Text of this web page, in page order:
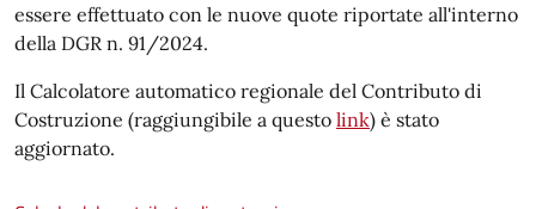
essere effettuato con le nuove quote riportate all'interno
della DGR n. 91/2024.
Il Calcolatore automatico regionale del Contributo di
Costruzione (raggiungibile a questo link) è stato
aggiornato.